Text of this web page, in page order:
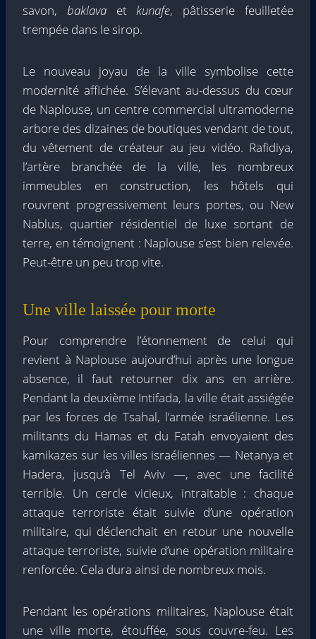
savon, baklavaetkunafe, pâtisserie feuilletée
trempée dans le sirop.
Le nouveau joyau de la ville symbolise cette
modernité affichée. S’élevant au-dessus du cœur
de Naplouse, un centre commercial ultramoderne
arbore des dizaines de boutiques vendant de tout,
du vêtement de créateur au jeu vidéo. Rafidiya,
l’artère branchée de la ville, les nombreux
immeubles en construction, les hôtels qui
rouvrent progressivement leurs portes, ou New
Nablus, quartier résidentiel de luxe sortant de
terre, en témoignent : Naplouse s’est bien relevée.
Peut-être un peu trop vite.
Une ville laissée pour morte
Pour comprendre l’étonnement de celui qui
revient à Naplouse aujourd’hui après une longue
absence, il faut retourner dix ans en arrière.
Pendant la deuxième Intifada, la ville était assiégée
par les forces de Tsahal, l’armée israélienne. Les
militants du Hamas et du Fatah envoyaient des
kamikazes sur les villes israéliennes — Netanya et
Hadera, jusqu’à Tel Aviv —, avec une facilité
terrible. Un cercle vicieux, intraitable : chaque
attaque terroriste était suivie d’une opération
militaire, qui déclenchait en retour une nouvelle
attaque terroriste, suivie d’une opération militaire
renforcée. Cela dura ainsi de nombreux mois.
Pendant les opérations militaires, Naplouse était
une ville morte, étouffée, sous couvre-feu. Les